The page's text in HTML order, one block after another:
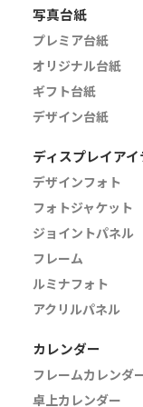
写真台紙
プレミア台紙
オリジナル台紙
ギフト台紙
デザイン台紙
ディスプレイアイ
デザインフォト
フォトジャケット
ジョイントパネル
フレーム
ルミナフォト
アクリルパネル
カレンダー
フレームカレンダ
卓上カレンダー